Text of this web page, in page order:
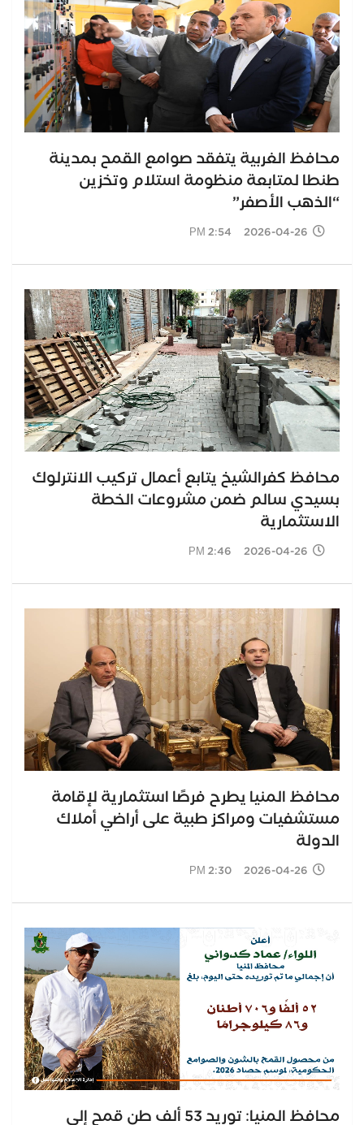
محافظ الغربية يتفقد صوامع القمح بمدينة
طنطا لمتابعة منظومة استلام وتخزين
“الذهب الأصفر”
2026-04-26 2:54 PM
محافظ كفرالشيخ يتابع أعمال تركيب الانترلوك
بسيدي سالم ضمن مشروعات الخطة
الاستثمارية
2026-04-26 2:46 PM
محافظ المنيا يطرح فرصًا استثمارية لإقامة
مستشفيات ومراكز طبية على أراضي أملاك
الدولة
2026-04-26 2:30 PM
محافظ المنيا: توريد 53 ألف طن قمح إلى